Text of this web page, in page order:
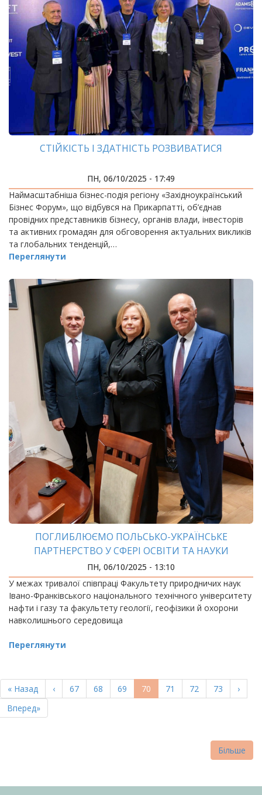
СТІЙКІСТЬ І ЗДАТНІСТЬ РОЗВИВАТИСЯ
ПН, 06/10/2025 - 17:49
Наймасштабніша бізнес-подія регіону «Західноукраїнський
Бізнес Форум», що відбувся на Прикарпатті, об’єднав
провідних представників бізнесу, органів влади, інвесторів
та активних громадян для обговорення актуальних викликів
та глобальних тенденцій,…
Переглянути
ПОГЛИБЛЮЄМО ПОЛЬСЬКО-УКРАЇНСЬКЕ
ПАРТНЕРСТВО У СФЕРІ ОСВІТИ ТА НАУКИ
ПН, 06/10/2025 - 13:10
У межах тривалої співпраці Факультету природничих наук
Івано-Франківського національного технічного університету
нафти і газу та факультету геології, геофізики й охорони
навколишнього середовища
Переглянути
НА
СТОРІНКИ
Перша
сторінка
« Назад
Попередня
сторінка
‹ Page
67 Page
68 Page
69
Поточна
сторінка
70 Page
71 Page
72 Page
73
›
Остання
сторінка
Вперед»
Більше